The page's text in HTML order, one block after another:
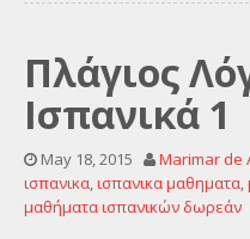
Πλάγιος
Ισπανικά 1
May 18, 2015 Marimar de
ισπανικα,ισπανικα μαθηματα,
μαθήματα ισπανικών δωρεάν